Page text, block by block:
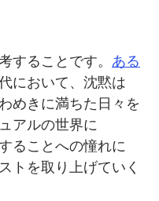
することです。 ある
において、 沈黙は
めきに満ちた日々を
アルの世界に
ることへの憧れに
トを取り上げていく